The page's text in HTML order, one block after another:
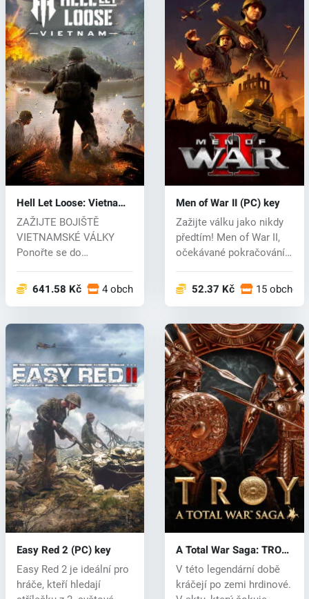
Hell Let Loose: Vietnam
(PC) key
ZAŽIJTE BOJIŠTĚ
VIETNAMSKÉ VÁLKY
Ponořte se do
vietn...641.58 Kč 4 obchodech
Men of War II (PC) key
Zažijte válku jako nikdy
předtím! Men of War II,
očekávané pokračování
52.37 Kč 15
Easy Red 2 (PC) key
Easy Red 2 je ideální pro
hráče, kteří hledají
A Total War Saga: TROY
(PC) key
V této legendární době
kráčejí po zemi hrdinové.